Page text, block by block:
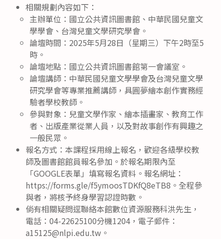
相關規劃內容如下：
主辦單位：國立公共資訊圖書館、中華民國兒童文
學學會、台灣兒童文學研究學會。
論壇時間：2025年5月28日（星期三）下午2時至5
時。
論壇地點：國立公共資訊圖書館第一會議室。
論壇講師：中華民國兒童文學學會及台灣兒童文學
研究學會等專業推薦講師，具圓夢繪本創作實務經
驗者學校教師。
參與對象：兒童文學作家、繪本插畫家、教育工作
者、出版產業從業人員，以及對故事創作有興趣之
一般民眾。
報名方式：本課程採用線上報名，歡迎各級學校教
師及圖書館館員報名參加。於報名期限內至
「GOOGLE表單」填寫報名資料。報名網址：
https://forms.gle/f5ymoosTDKfQ8eTB8。全程參
與者，將核予終身學習認證時數。
倘有相關疑問逕聯絡本館數位資源服務科洪先生，
電話：04-22625100分機1204，電子郵件：
a15125@nlpi.edu.tw。